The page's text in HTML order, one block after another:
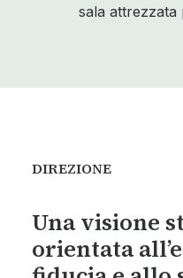
sala attrezzata
DIREZIONE
Una visione
orientata